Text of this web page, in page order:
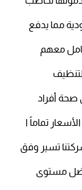
مما يدفع
معهم
صحة أفراد
تماماً ا
تسير وفق
مستوى